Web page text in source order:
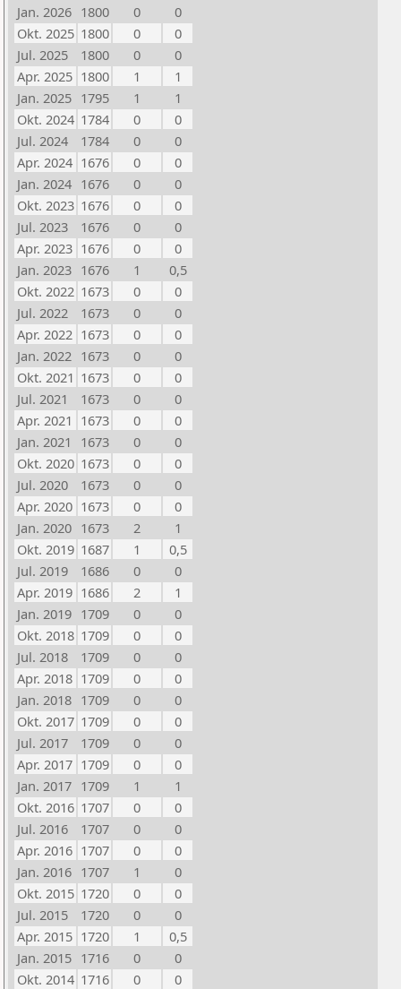
Jan. 2026 1800 0
0
Okt. 2025 1800 0
0
Jul. 2025
1800 0
0
Apr. 2025 1800 1
1
Jan. 2025 1795 1
1
Okt. 2024 1784 0
0
Jul. 2024
1784 0
0
Apr. 2024 1676 0
0
Jan. 2024 1676 0
0
Okt. 2023 1676 0
0
Jul. 2023
1676 0
0
Apr. 2023 1676 0
0
Jan. 2023 1676 1
0,5
Okt. 2022 1673 0
0
Jul. 2022
1673 0
0
Apr. 2022 1673 0
0
Jan. 2022 1673 0
0
Okt. 2021 1673 0
0
Jul. 2021
1673 0
0
Apr. 2021 1673 0
0
Jan. 2021
1673 0
0
Okt. 2020 1673 0
0
Jul. 2020
1673 0
0
Apr. 2020 1673 0
0
Jan. 2020 1673 2
1
Okt. 2019 1687 1
0,5
Jul. 2019
1686 0
0
Apr. 2019 1686 2
1
Jan. 2019 1709 0
0
Okt. 2018 1709 0
0
Jul. 2018
1709 0
0
Apr. 2018 1709 0
0
Jan. 2018 1709 0
0
Okt. 2017 1709 0
0
Jul. 2017
1709 0
0
Apr. 2017 1709 0
0
Jan. 2017 1709 1
1
Okt. 2016 1707 0
0
Jul. 2016
1707 0
0
Apr. 2016 1707 0
0
Jan. 2016 1707 1
0
Okt. 2015 1720 0
0
Jul. 2015
1720 0
0
Apr. 2015 1720 1
0,5
Jan. 2015 1716 0
0
Okt. 2014 1716 0
0